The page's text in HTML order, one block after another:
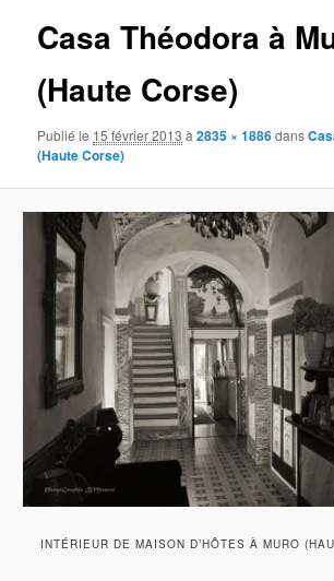
Casa Théodora à
(Haute Corse)
Publié le 15 février 2013 à2835 × 1886dans
(Haute Corse)
INTÉRIEUR DE MAISON D’HÔTES À MURO